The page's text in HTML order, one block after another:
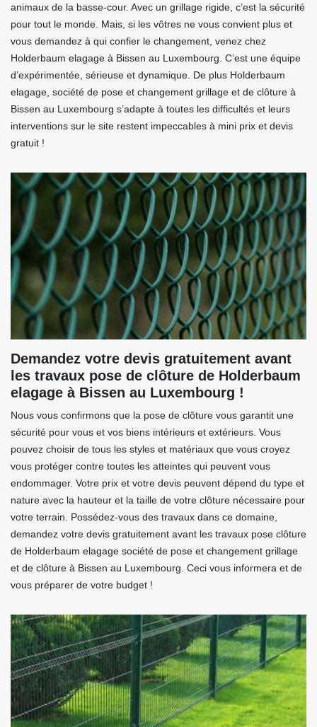
animaux de la basse-cour. Avec un grillage rigide, c’est la sécurité
pour tout le monde. Mais, si les vôtres ne vous convient plus et
vous demandez à qui confier le changement, venez chez
Holderbaum elagage à Bissen au Luxembourg. C’est une équipe
d’expérimentée, sérieuse et dynamique. De plus Holderbaum
elagage, société de pose et changement grillage et de clôture à
Bissen au Luxembourg s’adapte à toutes les difficultés et leurs
interventions sur le site restent impeccables à mini prix et devis
gratuit !
Demandez votre devis gratuitement avant
les travaux pose de clôture de Holderbaum
elagage à Bissen au Luxembourg !
Nous vous confirmons que la pose de clôture vous garantit une
sécurité pour vous et vos biens intérieurs et extérieurs. Vous
pouvez choisir de tous les styles et matériaux que vous croyez
vous protéger contre toutes les atteintes qui peuvent vous
endommager. Votre prix et votre devis peuvent dépend du type et
nature avec la hauteur et la taille de votre clôture nécessaire pour
votre terrain. Possédez-vous des travaux dans ce domaine,
demandez votre devis gratuitement avant les travaux pose clôture
de Holderbaum elagage société de pose et changement grillage
et de clôture à Bissen au Luxembourg. Ceci vous informera et de
vous préparer de votre budget !